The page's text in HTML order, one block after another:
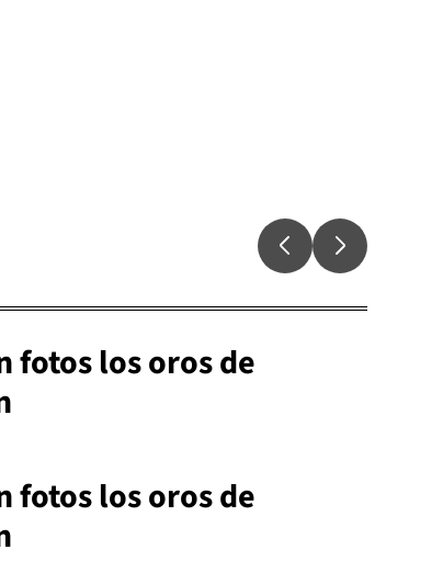
fotos los oros de
fotos los oros de